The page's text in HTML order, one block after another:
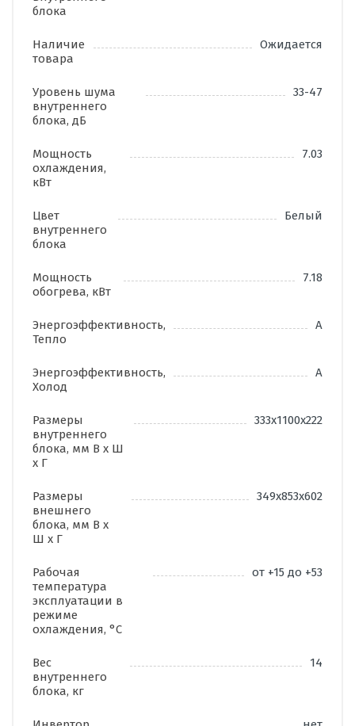
блока
Наличие
товара
Ожидается
Уровень шума
внутреннего
блока, дБ
33-47
Мощность
охлаждения,
кВт
7.03
Цвет
внутреннего
блока
Белый
Мощность
обогрева, кВт
7.18
Энергоэффективность,
Тепло
А
Энергоэффективность,
Холод
А
Размеры
внутреннего
блока, мм В х Ш
х Г
333х1100х222
Размеры
внешнего
блока, мм В х
Ш х Г
349х853х602
Рабочая
температура
эксплуатации в
режиме
охлаждения, °C
от +15 до +53
Вес
внутреннего
блока, кг
14